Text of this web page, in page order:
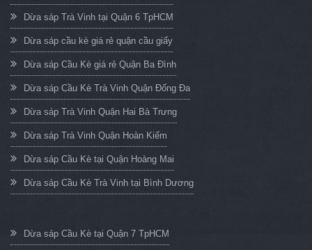
Dừa sáp Trà Vinh tại Quận 6 TpHCM
Dừa sáp cầu kè giá rẻ quận cầu giấy
Dừa sáp Cầu Kè giá rẻ Quận Ba Đình
Dừa sáp Cầu Kè Trà Vinh Quận Đống Đa
Dừa sáp Trà Vinh Quận Hai Bà Trưng
Dừa sáp Trà Vinh Quận Hoàn Kiếm
Dừa sáp Cầu Kè tại Quận Hoàng Mai
Dừa sáp Cầu Kè Trà Vinh tại Bình Dương
Dừa sáp Cầu Kè tại Quận 7 TpHCM